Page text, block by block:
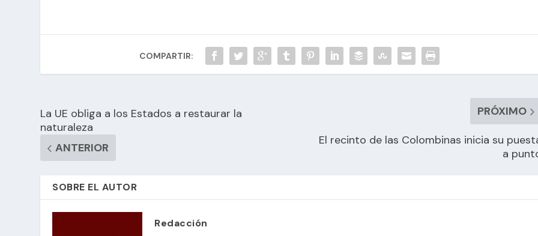
COMPARTIR:
La UE obliga a los Estados a restaurar la
naturaleza
ANTERIOR
PRÓXIMO
El recinto de las Colombinas inicia su
a
SOBRE EL AUTOR
Redacción